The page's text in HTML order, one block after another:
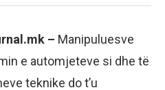
– Manipuluesve
e automjeteve si dhe të
teknike do t’u